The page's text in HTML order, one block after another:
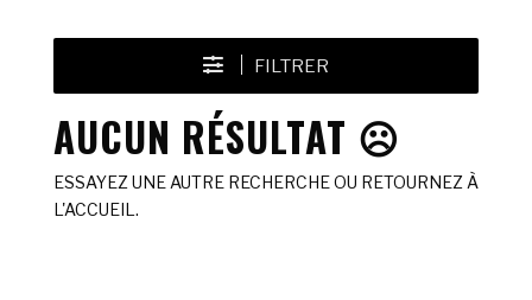
FILTRER
AUCUN RÉSULTAT ☹️
ESSAYEZ UNE AUTRE RECHERCHE OU RETOURNEZ À
L'ACCUEIL.